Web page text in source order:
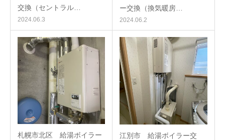
交換（セントラル…
2024.06.3
ー交換（換気暖房…
2024.06.2
札幌市北区 給湯ボイラー
江別市 給湯ボイラー交